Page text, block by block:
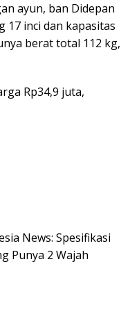
ayun, ban Didepan
17 inci dan kapasitas
berat total 112 kg,
Rp34,9 juta,
News: Spesifikasi
Punya 2 Wajah